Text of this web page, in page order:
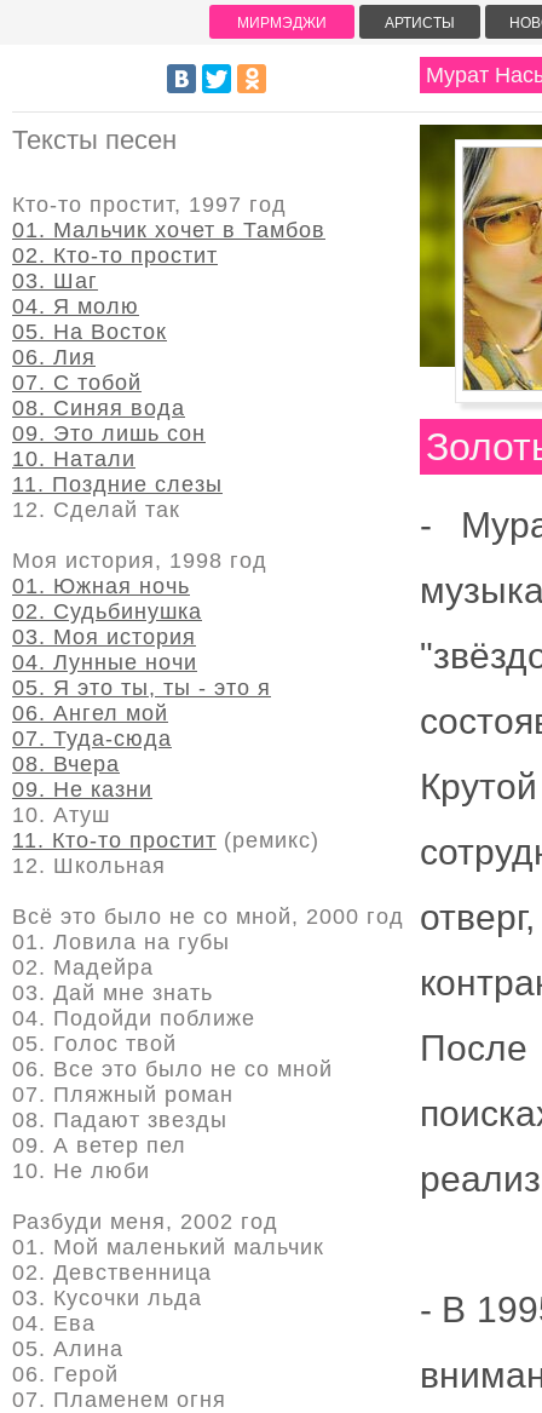
Мурат
-
После
- В
Тексты песен
Кто-то простит, 1997 год
01. Мальчик хочет в Тамбов
02. Кто-то простит
03. Шаг
04. Я молю
05. На Восток
06. Лия
07. С тобой
08. Синяя вода
09. Это лишь сон
10. Натали
11. Поздние слезы
12. Сделай так
Моя история, 1998 год
01. Южная ночь
02. Судьбинушка
03. Моя история
04. Лунные ночи
05. Я это ты, ты - это я
06. Ангел мой
07. Туда-сюда
08. Вчера
09. Не казни
10. Атуш
11. Кто-то простит (ремикс)
12. Школьная
Всё это было не со мной, 2000 год
01. Ловила на губы
02. Мадейра
03. Дай мне знать
04. Подойди поближе
05. Голос твой
06. Все это было не со мной
07. Пляжный роман
08. Падают звезды
09. А ветер пел
10. Не люби
Разбуди меня, 2002 год
01. Мой маленький мальчик
02. Девственница
03. Кусочки льда
04. Ева
05. Алина
06. Герой
07. Пламенем огня
МИРМЭДЖИ АРТИСТЫ